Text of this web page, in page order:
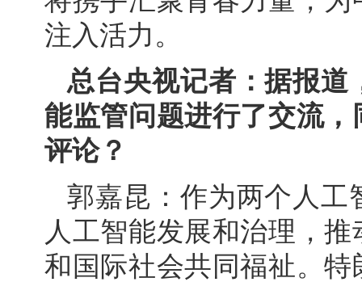
注入活力。
总台央视记者：据报道
能监管问题进行了交流
评论？
郭嘉昆：作为两个人工
人工智能发展和治理，
和国际社会共同福祉。